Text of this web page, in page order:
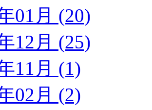
01月 (20)
12月 (25)
11月 (1)
02月 (2)